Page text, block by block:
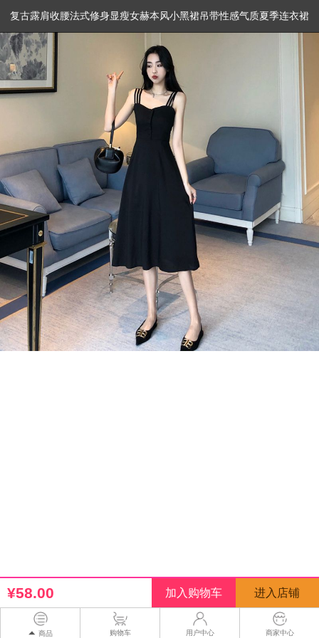
复古露肩收腰法式修身显瘦女赫本风小黑裙吊带性感气质夏季连衣裙
¥58.00
商品 购物车 用户中心 商家中心